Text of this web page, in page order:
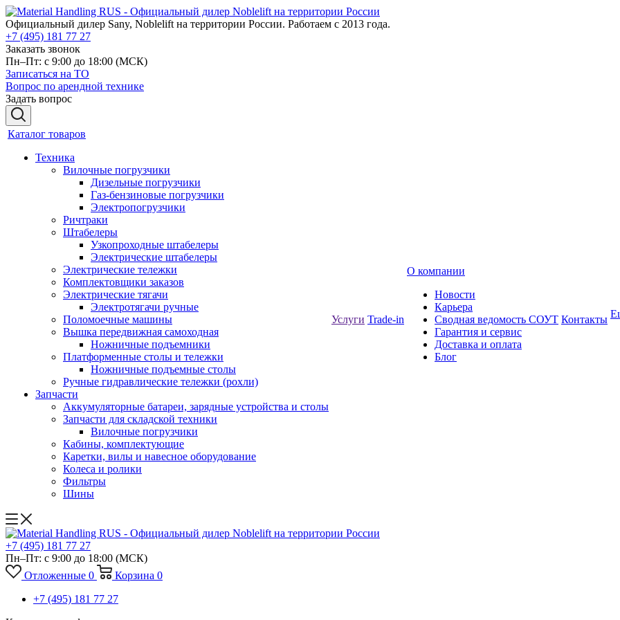
Официальный дилер Sany, Noblelift на территории России. Работаем с 2013 года.
+7 (495) 181 77 27
Заказать звонок
Пн–Пт: с 9:00 до 18:00 (МСК)
Записаться на ТО
Вопрос по арендной технике
Задать вопрос
Каталог товаров
Техника
Вилочные погрузчики
Дизельные погрузчики
Газ-бензиновые погрузчики
Электропогрузчики
Ричтраки
Штабелеры
Узкопроходные штабелеры
Электрические штабелеры
Электрические тележки
Комплектовщики заказов
Электрические тягачи
Электротягачи ручные
Поломоечные машины
Вышка передвижная самоходная
Ножничные подъемники
Платформенные столы и тележки
Ножничные подъемные столы
Ручные гидравлические тележки (рохли)
Запчасти
Аккумуляторные батареи, зарядные устройства и столы
Запчасти для складской техники
Вилочные погрузчики
Кабины, комплектующие
Каретки, вилы и навесное оборудование
Колеса и ролики
Фильтры
Шины
Услуги Trade-in
О компании
Новости
Карьера
Сводная ведомость СОУТ
Гарантия и сервис
Доставка и оплата
Блог
Контакты
+7 (495) 181 77 27
Пн–Пт: с 9:00 до 18:00 (МСК)
Отложенные 0 Корзина 0
+7 (495) 181 77 27